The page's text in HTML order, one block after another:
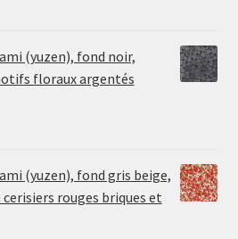
(yuzen), fond noir,
floraux argentés
(yuzen), fond gris beige,
rouges briques et